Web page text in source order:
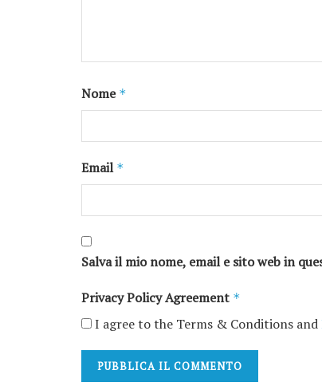
Nome *
Email *
Salva il mio nome, email e sito web in
Privacy Policy Agreement *
I agree to the Terms & Conditions and